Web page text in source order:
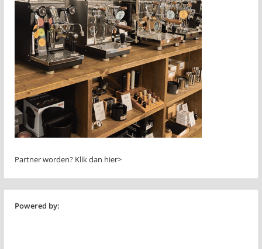
Partner worden? Klik dan hier>
Powered by: